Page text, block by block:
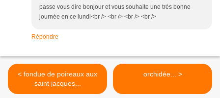
passe vous dire bonjour et vous souhaite une très bonne
journée en ce lundi<br /> <br /> <br /> <br />
Répondre
< fondue de poireaux aux
saint jacques...
orchidée... >